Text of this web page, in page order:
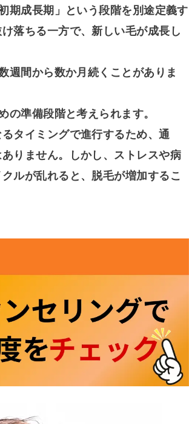
期成長期」という段階を別途定義す
落ちる一方で、新しい毛が成長し
週間から数か月続くことがありま
準備段階と考えられます。
タイミングで進行するため、通
りません。しかし、ストレスや病
ルが乱れると、脱毛が増加するこ